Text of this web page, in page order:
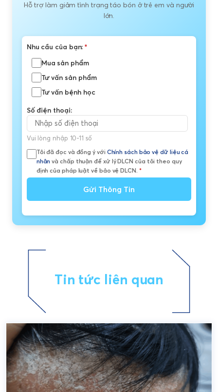
Hỗ trợ làm giảm tình trạng táo bón ở trẻ em và người
lớn.
Nhu cầu của bạn:*
Mua sản phẩm
Tư vấn sản phẩm
Tư vấn bệnh học
Số điện thoại:
Vui lòng nhập 10-11 số
Tôi đã đọc và đồng ý với Chính sách bảo vệ dữ liệu cá
nhân và chấp thuận để xử lý DLCN của tôi theo quy
định của pháp luật về bảo vệ DLCN. *
Gửi Thông Tin
Tin tức liên quan